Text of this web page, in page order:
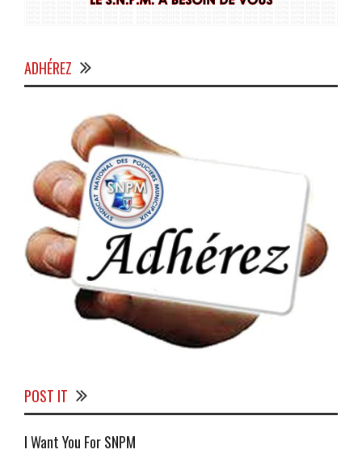
ADHÉREZ
POST IT
I Want You For SNPM